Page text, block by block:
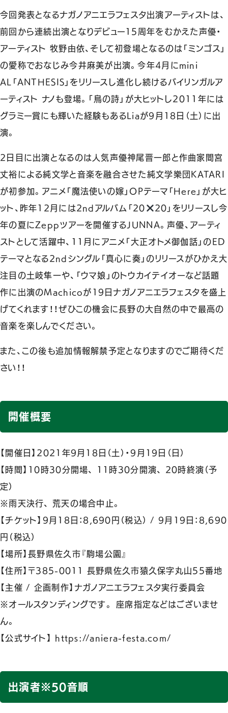
今回発表となるナガノアニエラフェスタ出演アーティストは、
前回から連続出演となりデビュー15周年をむかえた声優・
アーティスト 牧野由依、そして初登場となるのは「ミンゴス」
の愛称でおなじみ今井麻美が出演。今年4月にmini
AL「ANTHESIS」をリリースし進化し続けるバイリンガルア
ーティスト ナノも登場。「鳥の詩」が大ヒットし2011年には
グラミー賞にも輝いた経験もあるLiaが9月18日（土）に出
演。
2日目に出演となるのは人気声優神尾晋一郎と作曲家間宮
丈裕による純文学と音楽を融合させた純文学樂団KATARI
が初参加。アニメ「魔法使いの嫁」OPテーマ「Here」が大ヒ
ット、昨年12月には2ndアルバム「20 20」をリリースし今
年の夏にZeppツアーを開催するJUNNA。声優、アーティ
ストとして活躍中、11月にアニメ「大正オトメ御伽話」のED
テーマとなる2ndシングル「真心に奏」のリリースがひかえ大
注目の土岐隼一や、「ウマ娘」のトウカイテイオーなど話題
作に出演のMachicoが19日ナガノアニエラフェスタを盛上
げてくれます！！ぜひこの機会に長野の大自然の中で最高の
音楽を楽しんでください。
また、この後も追加情報解禁予定となりますのでご期待くだ
さい！！
開催概要
【開催日】2021年9月18日（土）・9月19日（日）
【時間】10時30分開場、 11時30分開演、 20時終演（予
定）
※雨天決行、 荒天の場合中止。
【チケット】9月18日：8,690円（税込） / 9月19日：8,690
円（税込）
【場所】長野県佐久市『駒場公園』
【住所】〒385-0011 長野県佐久市猿久保字丸山55番地
【主催 / 企画制作】ナガノアニエラフェスタ実行委員会
※オールスタンディングです。 座席指定などはございませ
ん。
【公式サイト】 https://aniera-festa.com/
出演者※50音順